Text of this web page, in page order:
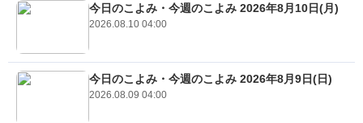
今日のこよみ・今週のこよみ 2026年8月10日(月)
2026.08.10 04:00
今日のこよみ・今週のこよみ 2026年8月9日(日)
2026.08.09 04:00